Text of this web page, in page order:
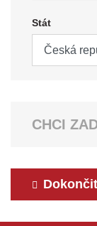
Stát
CHCI